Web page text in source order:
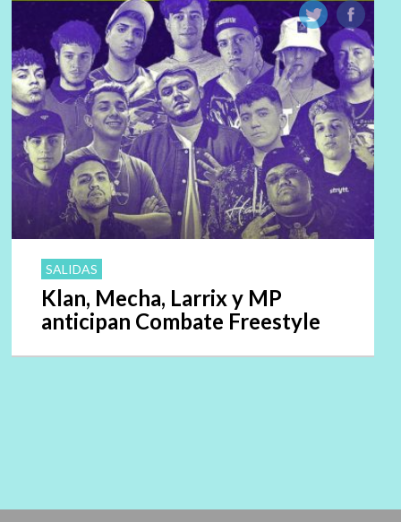
SALIDAS
Klan, Mecha, Larrix y MP
anticipan Combate Freestyle